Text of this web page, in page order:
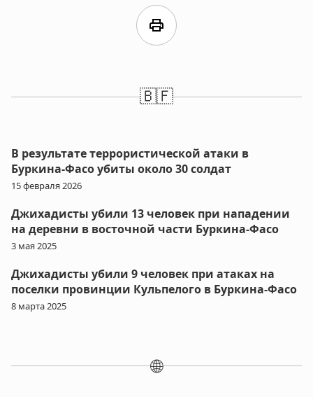
print
🇧🇫
В результате террористической атаки в
Буркина-Фасо убиты около 30 солдат
15 февраля 2026
Джихадисты убили 13 человек при нападении
на деревни в восточной части Буркина-Фасо
3 мая 2025
Джихадисты убили 9 человек при атаках на
поселки провинции Кульпелого в Буркина-Фасо
8 марта 2025
🌐